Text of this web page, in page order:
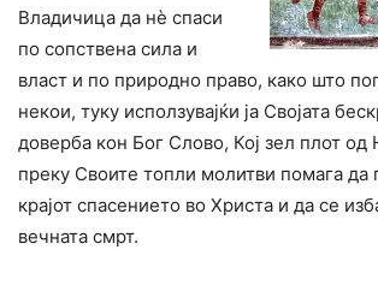
Владичица да нè спаси
по сопствена сила и
власт и по природно право, како што
некои, туку исползувајќи ја Својата
доверба кон Бог Слово, Кој зел плот од
преку Своите топли молитви помага да
крајот спасението во Христа и да се
вечната смрт.